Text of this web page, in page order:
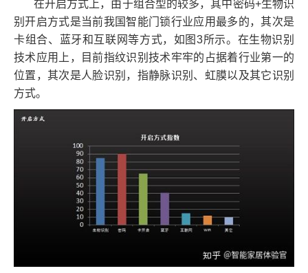
在开启方式上，由于组合型的较多，其中密码+生物识
别开启方式是当前我国智能门锁行业应用最多的，其次是
卡组合、蓝牙和互联网等方式，如图3所示。在生物识别
技术应用上，目前指纹识别技术牢牢的占据着行业第一的
位置，其次是人脸识别，指静脉识别、虹膜以及其它识别
方式。